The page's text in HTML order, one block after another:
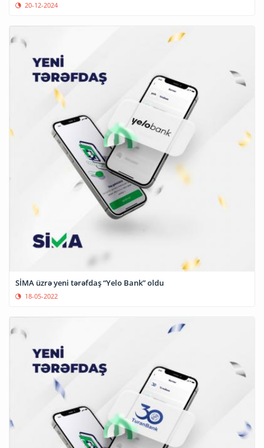
20-12-2024
SİMA üzrə yeni tərəfdaş “Yelo Bank” oldu
18-05-2022